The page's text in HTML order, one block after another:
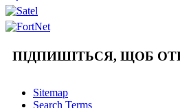
ПІДПИШІТЬСЯ, ЩОБ
Sitemap
Search Terms